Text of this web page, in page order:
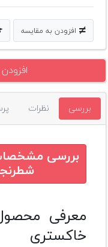
افزودن به مقایسه
بررسی نظرات
بررسی
معرفی
خاکستری